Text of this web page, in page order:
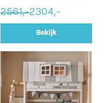
2561,-2304,-
Bekijk